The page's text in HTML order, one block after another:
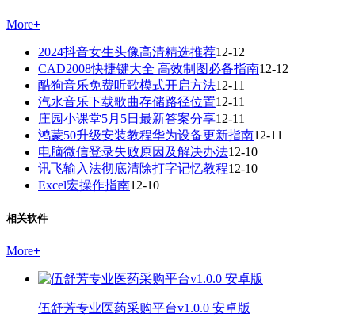
More+
2024抖音女生头像高清精选推荐12-12
CAD2008快捷键大全 高效制图必备指南12-12
酷狗音乐免费听歌模式开启方法12-11
汽水音乐下载歌曲存储路径位置12-11
庄园小课堂5月5日最新答案分享12-11
鸿蒙50升级安装教程华为设备更新指南12-11
电脑微信登录失败原因及解决办法12-10
讯飞输入法彻底清除打字记忆教程12-10
Excel宏操作指南12-10
相关软件
More+
伍舒芳专业医药采购平台v1.0.0 安卓版